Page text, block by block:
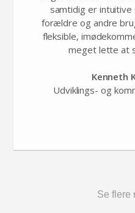
samtidig er
forældre og andre
fleksible,
meget lette at
Kenneth
Udviklings- og
Se flere